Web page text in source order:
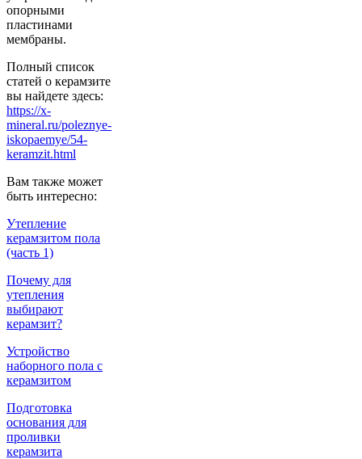
опорными
пластинами
мембраны.
Полный список
статей о керамзите
вы найдете здесь:
https://x-
mineral.ru/poleznye-
iskopaemye/54-
keramzit.html
Вам также может
быть интересно:
Утепление
керамзитом пола
(часть 1)
Почему для
утепления
выбирают
керамзит?
Устройство
наборного пола с
керамзитом
Подготовка
основания для
проливки
керамзита